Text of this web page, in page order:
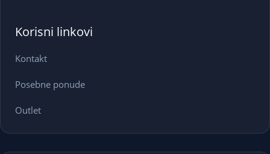
Korisni linkovi
Kontakt
Posebne ponude
Outlet